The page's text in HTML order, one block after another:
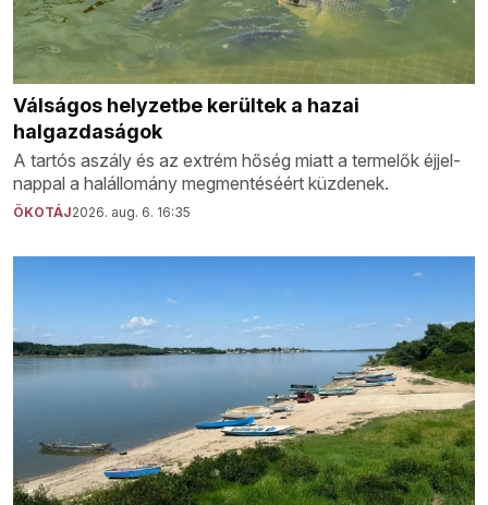
Válságos helyzetbe kerültek a hazai
halgazdaságok
A tartós aszály és az extrém hőség miatt a termelők éjjel-
nappal a halállomány megmentéséért küzdenek.
ÖKOTÁJ2026. aug. 6. 16:35